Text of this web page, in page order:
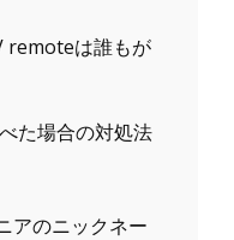
remoteは誰もが
た場合の対処法
アのニックネー